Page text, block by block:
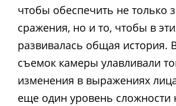
чтобы обеспечить не только
сражения, но и то, чтобы в
развивалась общая история.
съемок камеры улавливали
изменения в выражениях
еще один уровень сложности